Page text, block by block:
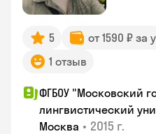
5 от 1590 ₽ за
1 отзыв
ФГБОУ "Московский
лингвистический
Москва • 2015 г.